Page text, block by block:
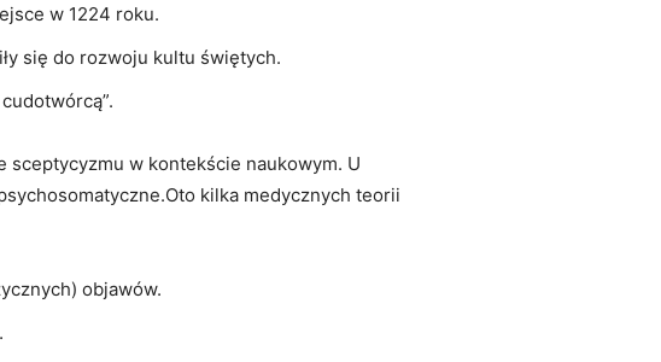
w ⁤1224 roku.
się do rozwoju kultu świętych.
w kontekście ‍naukowym. U
kilka medycznych teorii
objawów.